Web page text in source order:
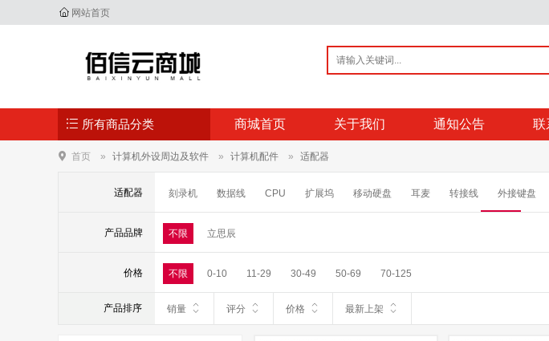
网站首页
所有商品分类 商城首页 关于我们 通知公告 联
首页 计算机外设周边及软件 计算机配件 适配器
适配器 刻录机 数据线 CPU 扩展坞 移动硬盘 耳麦 转接线 外接键盘
台式机显卡
产品品牌
不限 立思辰
价格 不限 0-10 11-29 30-49 50-69 70-125
产品排序 销量 评分 价格 最新上架